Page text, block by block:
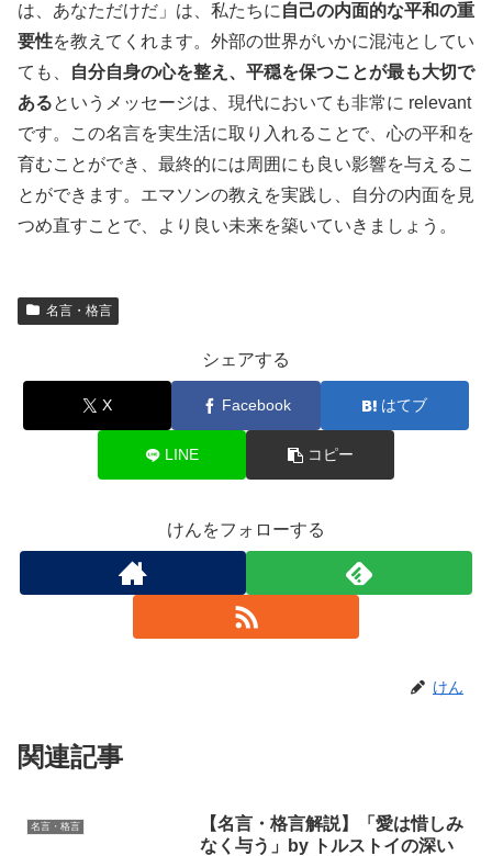
は、あなただけだ」は、私たちに 自己の内面的な平和の重
要性を教えてくれます。外部の世界がいかに混沌としてい
ても、
自分自身の心を整え、平穏を保つことが最も大切で
あるというメッセージは、現代においても非常に relevant
です。この名言を実生活に取り入れることで、心の平和を
育むことができ、最終的には周囲にも良い影響を与えるこ
とができます。エマソンの教えを実践し、自分の内面を見
つめ直すことで、より良い未来を築いていきましょう。
名言・格言
シェアする
X Facebook はてブ
LINE コピー
けんをフォローする
けん
関連記事
名言・格言
【名言・格言解説】「愛は惜しみ
なく与う」by トルストイの深い